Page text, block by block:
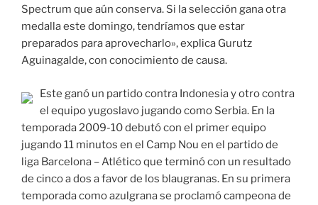
Spectrum que aún conserva. Si la selección gana otra
medalla este domingo, tendríamos que estar
preparados para aprovecharlo», explica Gurutz
Aguinagalde, con conocimiento de causa.
Este ganó un partido contra Indonesia y otro contra
el equipo yugoslavo jugando como Serbia. En la
temporada 2009-10 debutó con el primer equipo
jugando 11 minutos en el Camp Nou en el partido de
liga Barcelona – Atlético que terminó con un resultado
de cinco a dos a favor de los blaugranas. En su primera
temporada como azulgrana se proclamó campeona de